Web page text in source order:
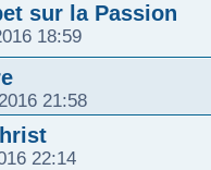
sur la Passion
18:59
21:58
22:14